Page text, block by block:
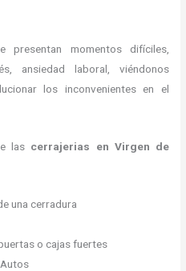
momentos difíciles,
ansiedad laboral, viéndonos
los inconvenientes en el
las cerrajerias en Virgen de
una cerradura
o cajas fuertes